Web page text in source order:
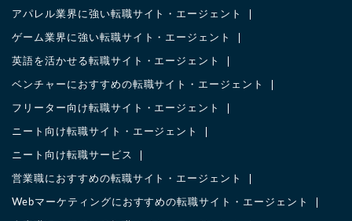
アパレル業界に強い転職サイト・エージェント
ゲーム業界に強い転職サイト・エージェント
英語を活かせる転職サイト・エージェント
ベンチャーにおすすめの転職サイト・エージェント
フリーター向け転職サイト・エージェント
ニート向け転職サイト・エージェント
ニート向け転職サービス
営業職におすすめの転職サイト・エージェント
Webマーケティングにおすすめの転職サイト・エージェント